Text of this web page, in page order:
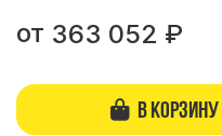
от 363 052 ₽
В корзину